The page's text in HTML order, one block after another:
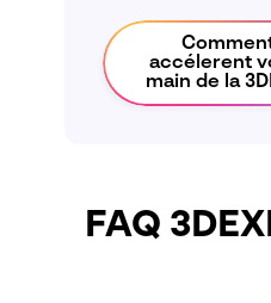
accélerent
main de la
FAQ